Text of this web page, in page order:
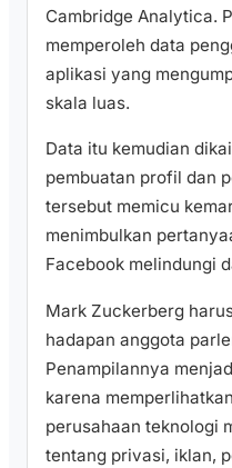
Cambridge Analytica.
memperoleh data
aplikasi yang
skala luas.
Data itu kemudian
pembuatan profil dan
tersebut memicu
menimbulkan
Facebook melindungi
Mark Zuckerberg
hadapan anggota
Penampilannya
karena
perusahaan teknologi
tentang privasi, iklan,